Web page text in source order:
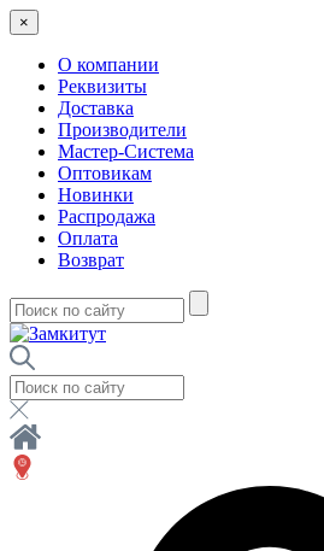
×
О компании
Реквизиты
Доставка
Производители
Мастер-Система
Оптовикам
Новинки
Распродажа
Оплата
Возврат